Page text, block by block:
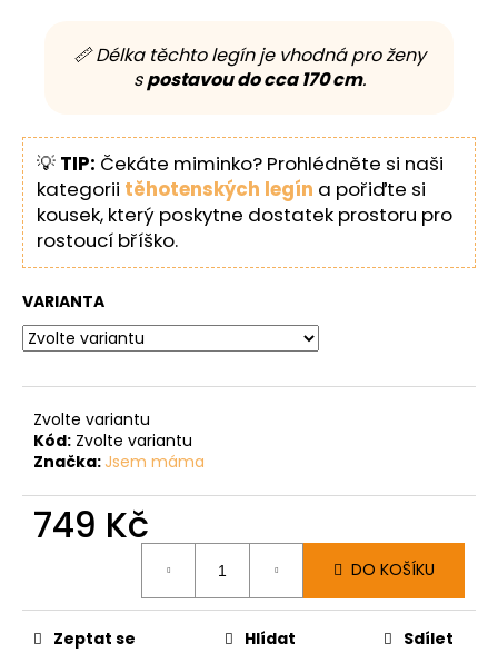
📏 Délka těchto legín je vhodná pro ženy
spostavou do cca 170 cm.
💡 TIP: Čekáte miminko? Prohlédněte si naši
kategorii těhotenských legín a pořiďte si
kousek, který poskytne dostatek prostoru pro
rostoucí bříško.
VARIANTA
Zvolte variantu
Kód: Zvolte variantu
Značka: Jsem máma
749 Kč
DO KOŠÍKU
Zeptat se Hlídat Sdílet